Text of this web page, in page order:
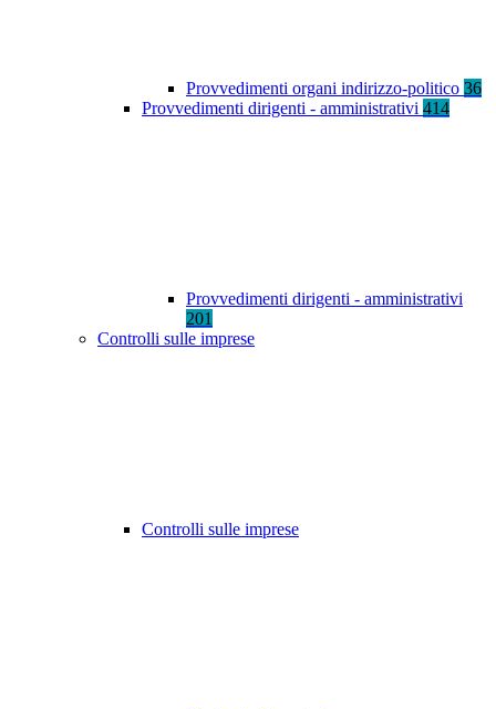
Provvedimenti organi indirizzo-politico 36
Provvedimenti dirigenti - amministrativi 414
Provvedimenti dirigenti - amministrativi
201
Controlli sulle imprese
Controlli sulle imprese